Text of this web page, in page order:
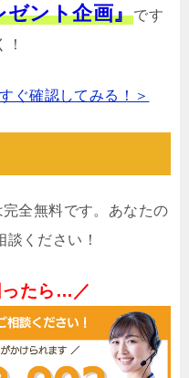
ゼント企画』です
ぐ確認してみる！＞
全無料です。あなたの
ください！
ったら…／